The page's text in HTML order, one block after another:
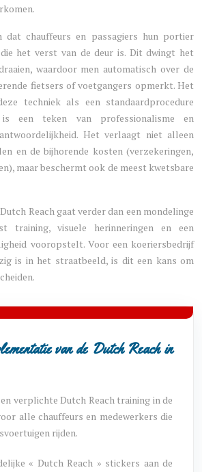
dat chauffeurs en passagiers hun portier
het verst van de deur is. Dit dwingt het
waardoor men automatisch over de
fietsers of voetgangers opmerkt. Het
techniek als een standaardprocedure
een teken van professionalisme en
Het verlaagt niet alleen
en de bijhorende kosten (verzekeringen,
maar beschermt ook de meest kwetsbare
Reach gaat verder dan een mondelinge
training, visuele herinneringen en een
vooropstelt. Voor een koeriersbedrijf
is in het straatbeeld, is dit een kans om
van de Dutch Reach in
verplichte Dutch Reach training in de
alle chauffeurs en medewerkers die
rijden.
« Dutch Reach » stickers aan de